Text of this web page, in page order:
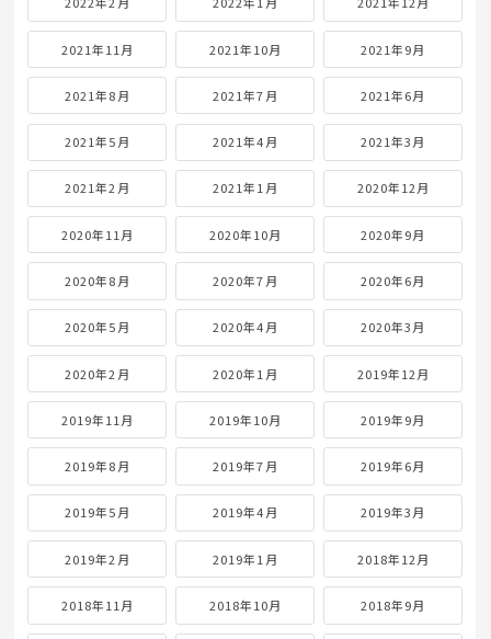
2021年11月 2021年10月 2021年9月
2021年8月 2021年7月 2021年6月
2021年5月 2021年4月 2021年3月
2021年2月 2021年1月 2020年12月
2020年11月 2020年10月 2020年9月
2020年8月 2020年7月 2020年6月
2020年5月 2020年4月 2020年3月
2020年2月 2020年1月 2019年12月
2019年11月 2019年10月 2019年9月
2019年8月 2019年7月 2019年6月
2019年5月 2019年4月 2019年3月
2019年2月 2019年1月 2018年12月
2018年11月 2018年10月 2018年9月